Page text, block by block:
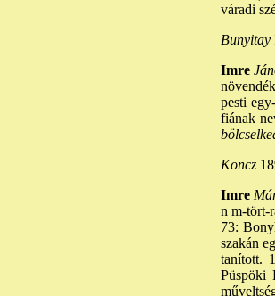
váradi
Bunyitay
Imre
pesti
fiának
Koncz
Imre
n m-tört-
73:
szakán
tanított.
Püspöki